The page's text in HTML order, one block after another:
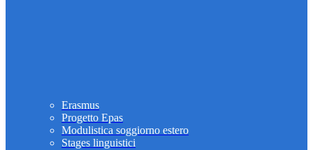
Erasmus
Progetto Epas
Modulistica soggiorno estero
Stages linguistici